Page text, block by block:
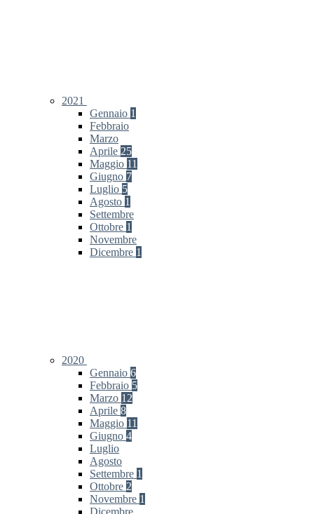
2021
Gennaio 1
Febbraio
Marzo
Aprile 25
Maggio 11
Giugno 7
Luglio 5
Agosto 1
Settembre
Ottobre 1
Novembre
Dicembre 1
2020
Gennaio 6
Febbraio 5
Marzo 12
Aprile 8
Maggio 11
Giugno 4
Luglio
Agosto
Settembre 1
Ottobre 2
Novembre 1